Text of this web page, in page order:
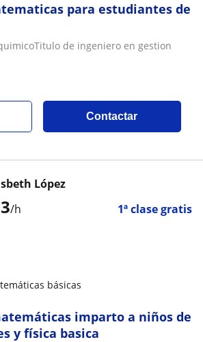
para estudiantes de
de ingeniero en gestion
Contactar
3/h 1ª clase gratis
López
básicas
imparto a niños de
y física basica